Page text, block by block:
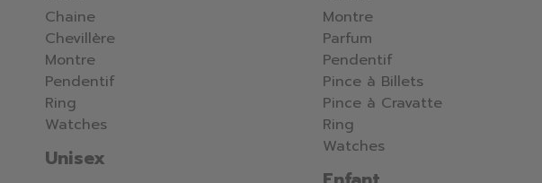
Chaine
Chevillère
Montre
Pendentif
Ring
Watches
Unisex
Montre
Parfum
Pendentif
Pince à Billets
Pince à Cravatte
Ring
Watches